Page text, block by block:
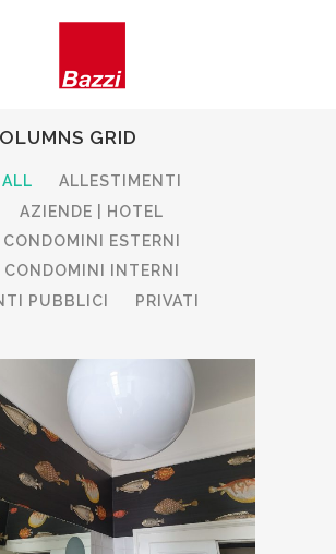
GRID
ALL
ALLESTIMENTI
AZIENDE | HOTEL
CONDOMINI ESTERNI
CONDOMINI INTERNI
PUBBLICI
PRIVATI